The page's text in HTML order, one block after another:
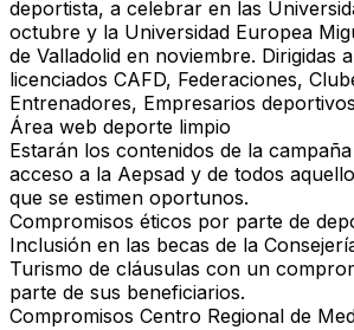
deportista, a celebrar en las
octubre y la Universidad Europea
de Valladolid en noviembre. Dirigidas
licenciados CAFD, Federaciones,
Entrenadores, Empresarios
Área web deporte limpio
Estarán los contenidos de la
acceso a la Aepsad y de todos
que se estimen oportunos.
Compromisos éticos por parte de
Inclusión en las becas de la
Turismo de cláusulas con un
parte de sus beneficiarios.
Compromisos Centro Regional de